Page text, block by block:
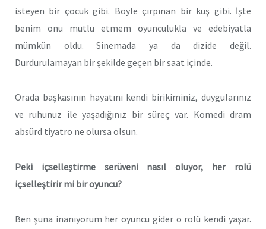
isteyen bir çocuk gibi. Böyle çırpınan bir kuş gibi. İşte
benim onu mutlu etmem oyunculukla ve edebiyatla
mümkün oldu. Sinemada ya da dizide değil.
Durdurulamayan bir şekilde geçen bir saat içinde.
Orada başkasının hayatını kendi birikiminiz, duygularınız
ve ruhunuz ile yaşadığınız bir süreç var. Komedi dram
absürd tiyatro ne olursa olsun.
Peki içselleştirme serüveni nasıl oluyor, her rolü
içselleştirir mi bir oyuncu?
Ben şuna inanıyorum her oyuncu gider o rolü kendi yaşar.